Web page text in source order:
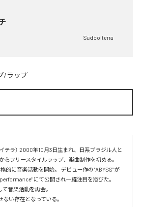
Sadboiterra
/ラップ
テラ） 2000年10月3日生まれ、日系ブラジル人と
らフリースタイルラップ、楽曲制作を初める。
的に音楽活動を開始。 デビュー作の "ABYSS" が
にて公開され一躍注目を浴びた。
音楽活動を再会。
い存在となっている。